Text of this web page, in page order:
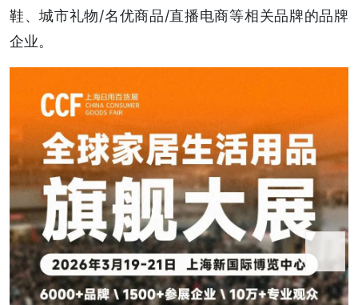
鞋、城市礼物/名优商品/直播电商等相关品牌的品牌
企业。